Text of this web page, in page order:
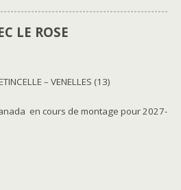
LE ROSE
– VENELLES (13)
en cours de montage pour 2027-